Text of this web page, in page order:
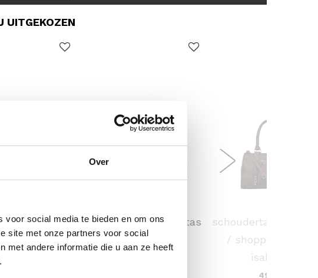
Over
social media te bieden en om ons
site met onze partners voor social
met andere informatie die u aan ze heeft
UITGEKOZEN
/
birina
handtas / schouder tas
dames laren
schoudertas /
/ shopper dames
isabella
49,95